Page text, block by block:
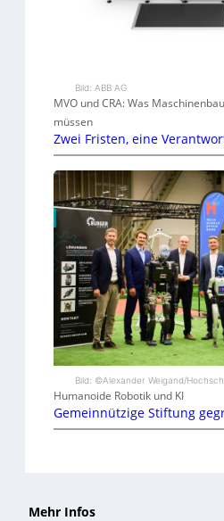
Bild: ABB AG
MVO und CRA: Was
müssen
Zwei Fristen, eine
Bild: ©Alexander Weigand/
Humanoide Robotik und KI
Gemeinnützige Stiftung
Mehr Infos